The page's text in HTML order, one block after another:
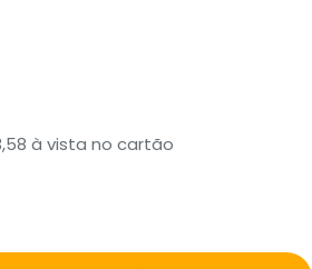
à vista no cartão